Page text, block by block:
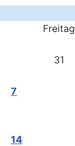
Freitag
31
7
14